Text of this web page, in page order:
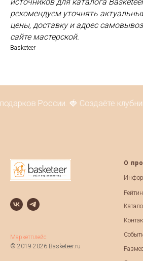
рекомендуем уточнять
цены, доставку и адрес
сайте мастерской.
Basketeer
России. 🍓 Создаёте
Маркетплейс
© 2019-2026 Basketeer.ru
О